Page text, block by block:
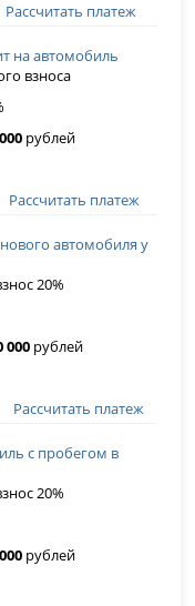
Рассчитать платеж
на автомобиль
взноса
рублей
Рассчитать платеж
автомобиля у
20%
000 рублей
Рассчитать платеж
с пробегом в
20%
рублей